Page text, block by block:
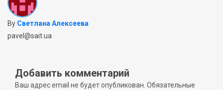
By Светлана Алексеева
pavel@sait.ua
Добавить комментарий
Ваш адрес email не будет опубликован. Обязательные